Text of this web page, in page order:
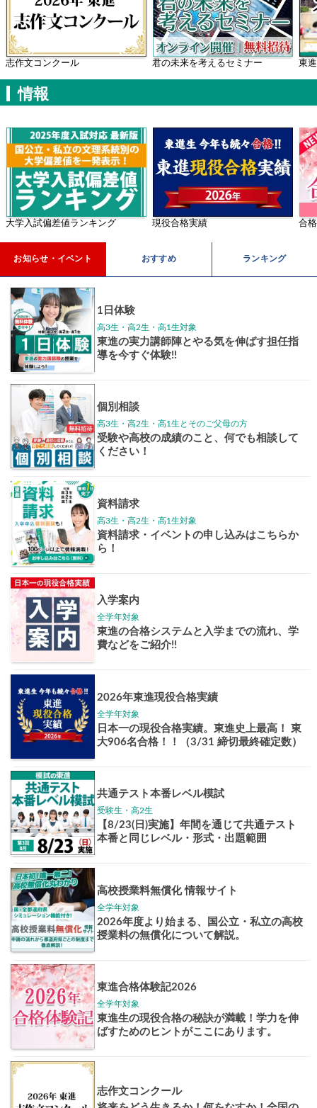
学年別案内
高3生 高2生 高1生
Pick up!